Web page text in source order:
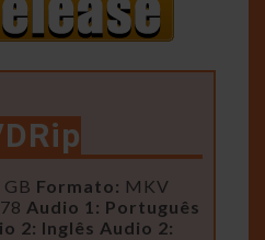
GB Formato: MKV
Audio 1: Português
2: Inglês Audio 2: